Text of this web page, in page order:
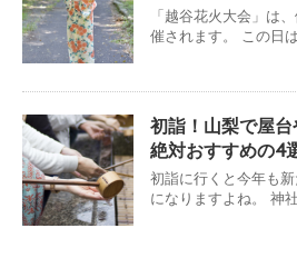
「越谷花火大会」は
催されます。 この日
初詣！山梨で屋
絶対おすすめの4
初詣に行くと今年も
になりますよね。 神